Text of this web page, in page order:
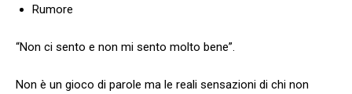
Rumore
“Non ci sento e non mi sento molto bene”.
Non è un gioco di parole ma le reali sensazioni di chi non